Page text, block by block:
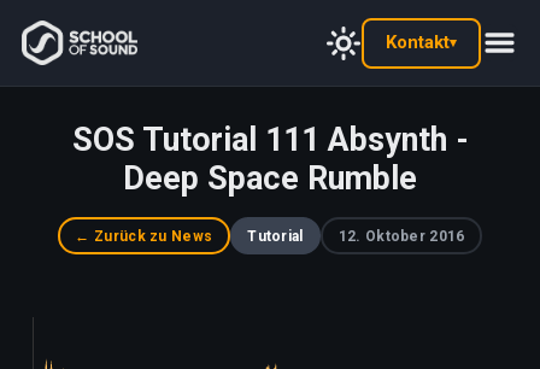
Kontakt▾
SOS Tutorial 111 Absynth -
Deep Space Rumble
← Zurück zu News Tutorial 12. Oktober 2016